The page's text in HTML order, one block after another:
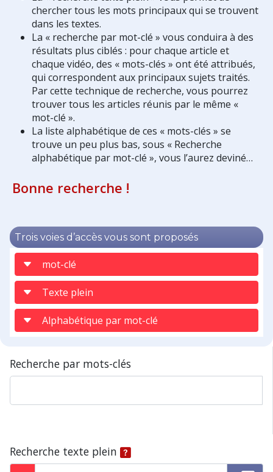
chercher tous les mots principaux qui se trouvent
dans les textes.
La « recherche par mot-clé » vous conduira à des
résultats plus ciblés : pour chaque article et
chaque vidéo, des « mots-clés » ont été attribués,
qui correspondent aux principaux sujets traités.
Par cette technique de recherche, vous pourrez
trouver tous les articles réunis par le même «
mot-clé ».
La liste alphabétique de ces « mots-clés » se
trouve un peu plus bas, sous « Recherche
alphabétique par mot-clé », vous l’aurez deviné…
Bonne recherche !
Trois voies d’accès vous sont proposés
mot-clé
Texte plein
Alphabétique par mot-clé
Recherche par mots-clés
Recherche texte plein